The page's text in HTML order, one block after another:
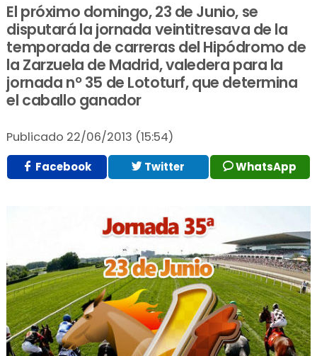
El próximo domingo, 23 de Junio, se
disputará la jornada veintitresava de la
temporada de carreras del Hipódromo de
la Zarzuela de Madrid, valedera para la
jornada nº 35 de Lototurf, que determina
el caballo ganador
Publicado 22/06/2013 (15:54)
Facebook Twitter WhatsApp